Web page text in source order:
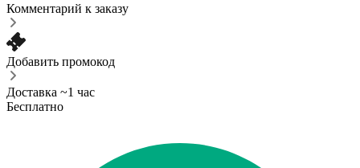
Комментарий к заказу
Добавить промокод
Доставка ~1 час
Бесплатно